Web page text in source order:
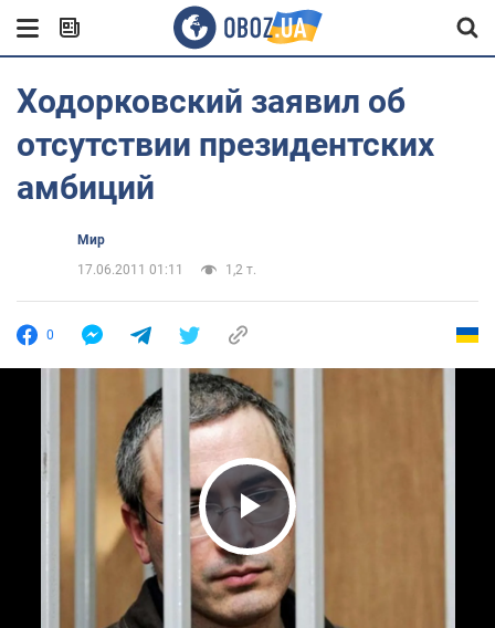
Ходорковский заявил об
отсутствии президентских
амбиций
Мир
17.06.2011 01:11
1,2 т.
0
Play Video